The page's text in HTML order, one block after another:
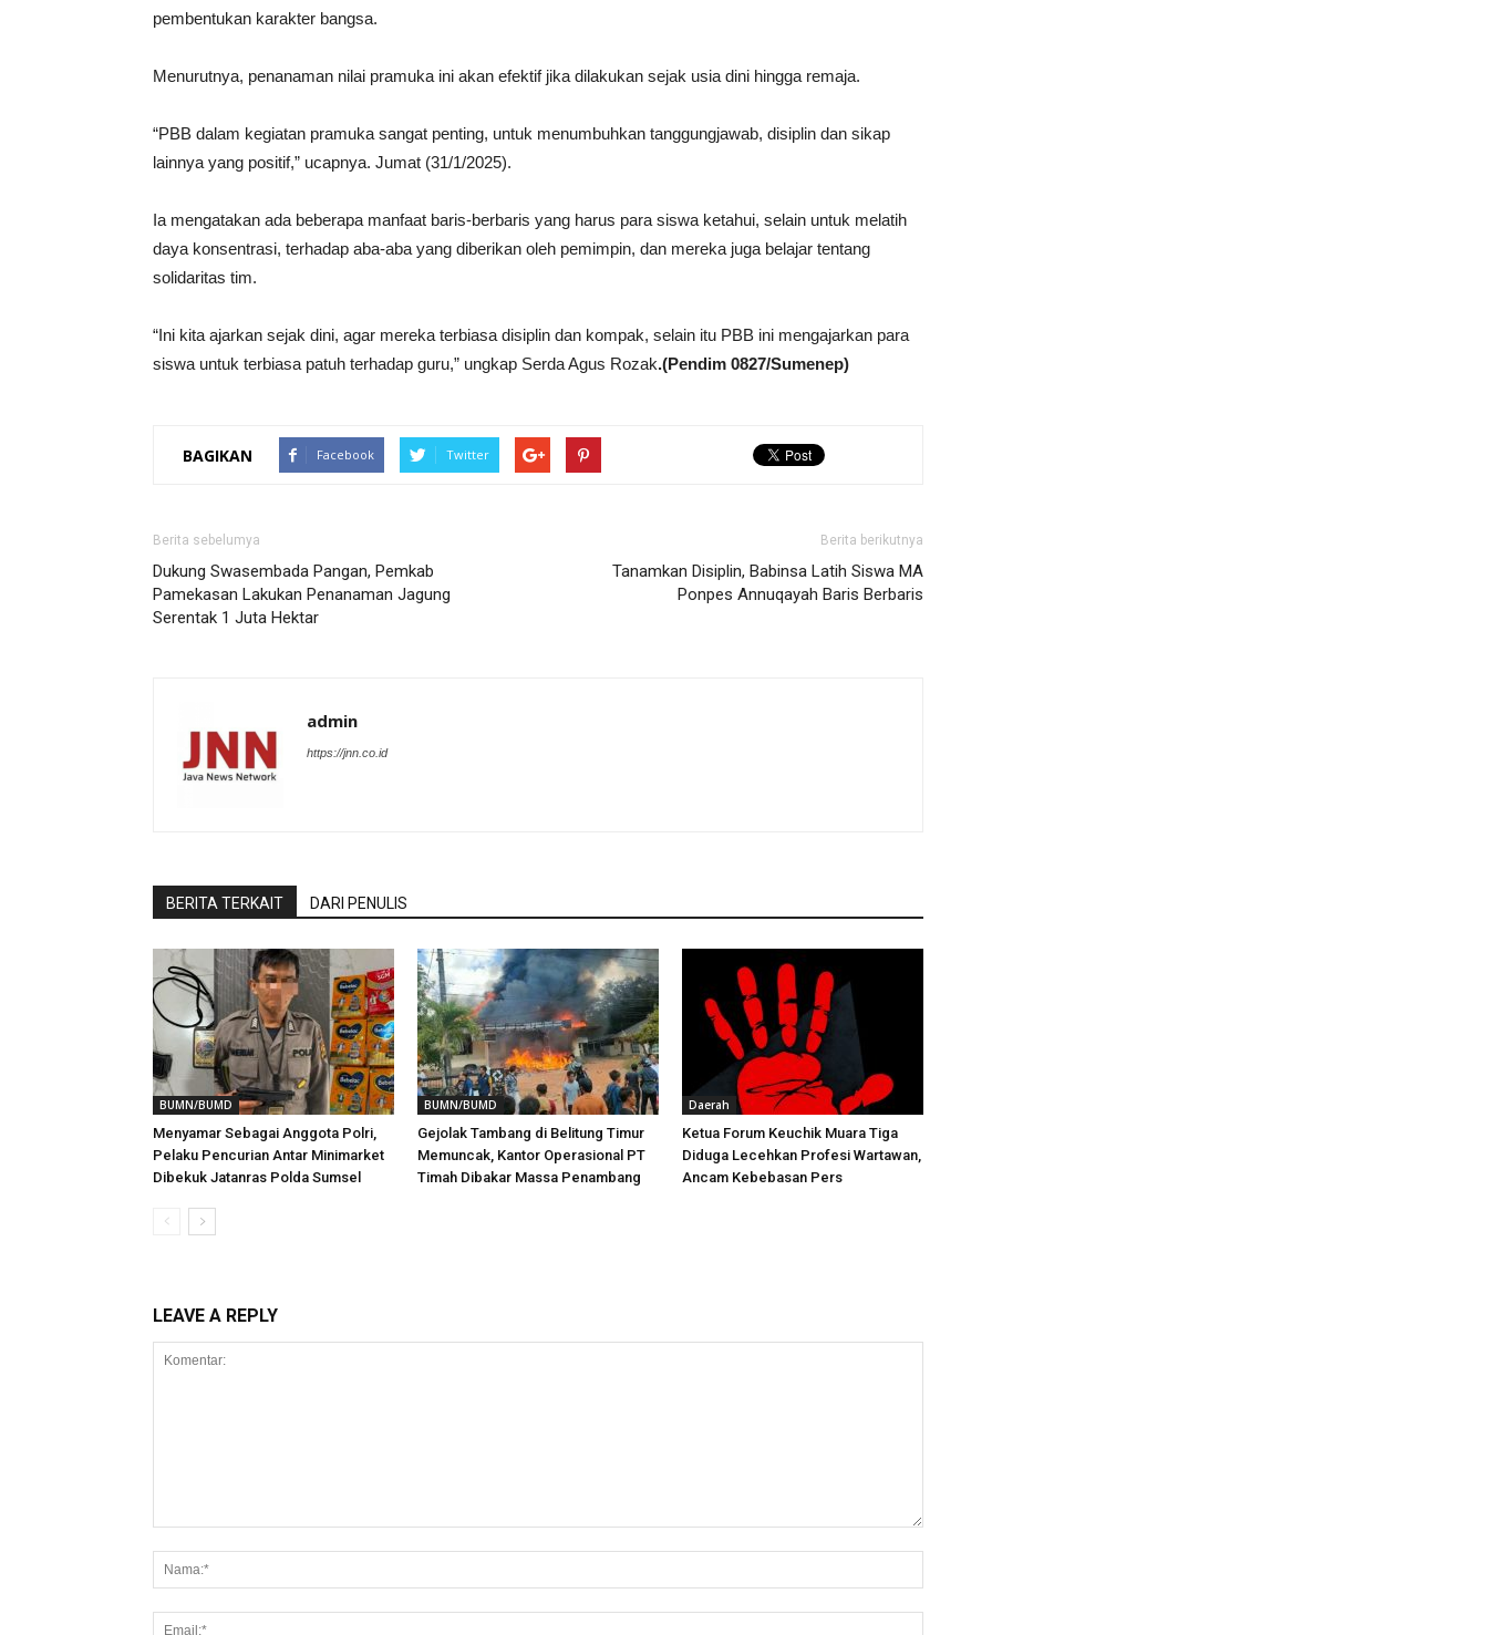
pembentukan karakter bangsa.
Menurutnya, penanaman nilai pramuka ini akan efektif jika dilakukan sejak usia dini hingga remaja.
“PBB dalam kegiatan pramuka sangat penting, untuk menumbuhkan tanggungjawab, disiplin dan sikap
lainnya yang positif,” ucapnya. Jumat (31/1/2025).
Ia mengatakan ada beberapa manfaat baris-berbaris yang harus para siswa ketahui, selain untuk melatih
daya konsentrasi, terhadap aba-aba yang diberikan oleh pemimpin, dan mereka juga belajar tentang
solidaritas tim.
“Ini kita ajarkan sejak dini, agar mereka terbiasa disiplin dan kompak, selain itu PBB ini mengajarkan para
siswa untuk terbiasa patuh terhadap guru,” ungkap Serda Agus Rozak.(Pendim 0827/Sumenep)
BAGIKAN Facebook Twitter
Berita sebelumya
Dukung Swasembada Pangan, Pemkab
Pamekasan Lakukan Penanaman Jagung
Serentak 1 Juta Hektar
Berita berikutnya
Tanamkan Disiplin, Babinsa Latih Siswa MA
Ponpes Annuqayah Baris Berbaris
admin
https://jnn.co.id
BERITA TERKAIT DARI PENULIS
BUMN/BUMD
Menyamar Sebagai Anggota Polri,
Pelaku Pencurian Antar Minimarket
Dibekuk Jatanras Polda Sumsel
BUMN/BUMD
Gejolak Tambang di Belitung Timur
Memuncak, Kantor Operasional PT
Timah Dibakar Massa Penambang
Daerah
Ketua Forum Keuchik Muara Tiga
Diduga Lecehkan Profesi Wartawan,
Ancam Kebebasan Pers
LEAVE A REPLY